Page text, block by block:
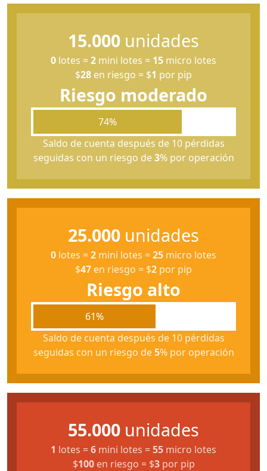
15.000 unidades
0 lotes =2 mini lotes = 15 micro lotes
$28 en riesgo = $1 por pip
Riesgo moderado
74%
Saldo de cuenta después de 10 pérdidas
seguidas con un riesgo de3% por operación
25.000 unidades
0 lotes =2 mini lotes =25 micro lotes
$47 en riesgo = $2 por pip
Riesgo alto
61%
Saldo de cuenta después de 10 pérdidas
seguidas con un riesgo de5% por operación
55.000 unidades
1 lotes =6 mini lotes =55 micro lotes
$100en riesgo = $3por pip